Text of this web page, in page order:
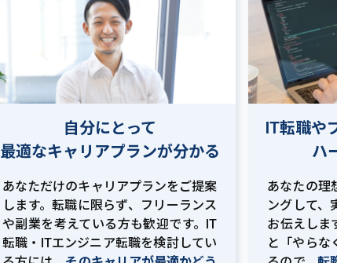
自分にとって
最適なキャリアプランが分かる
あなただけのキャリアプランをご提案
します。転職に限らず、フリーランス
や副業を考えている方も歓迎です。IT
転職・ITエンジニア転職を検討してい
IT転職や
ハ
あなたの理
ングして、
お伝えしま
と「やらな